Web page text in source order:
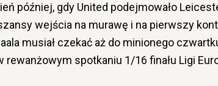
później, gdy United podejmowało
wejścia na murawę i na pierwszy
musiał czekać aż do minionego
rewanżowym spotkaniu 1/16 finału Ligi